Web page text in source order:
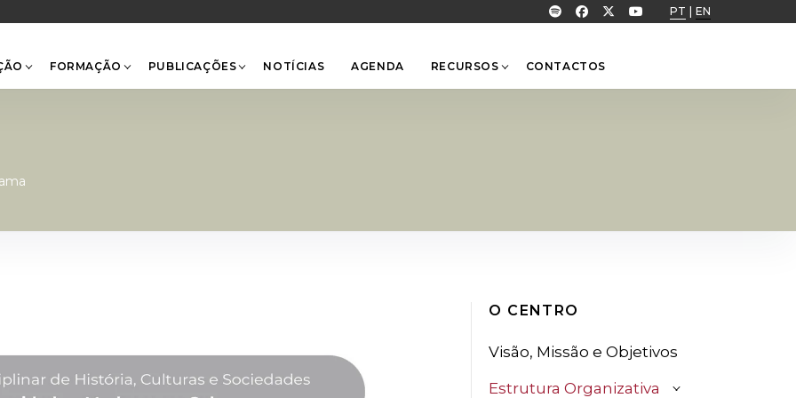
PT EN
FORMAÇÃO PUBLICAÇÕES NOTÍCIAS AGENDA RECURSOS CONTACTOS
O CENTRO
Visão, Missão e Objetivos
Estrutura Organizativa
Top